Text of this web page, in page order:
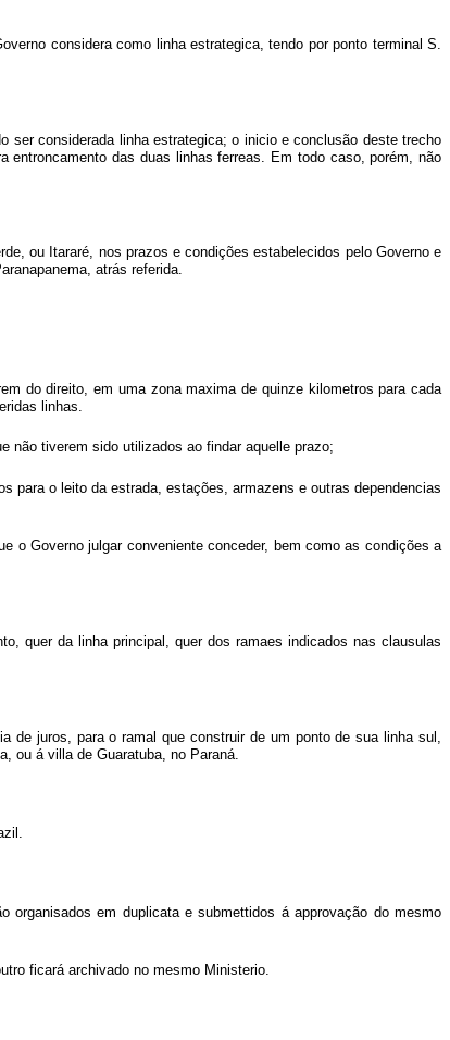
considera como linha estrategica, tendo por ponto terminal S.
ser considerada linha estrategica; o inicio e conclusão deste trecho
entroncamento das duas linhas ferreas. Em todo caso, porém, não
ou Itararé, nos prazos e condições estabelecidos pelo Governo e
atrás referida.
do direito, em uma zona maxima de quinze kilometros para cada
linhas.
não tiverem sido utilizados ao findar aquelle prazo;
para o leito da estrada, estações, armazens e outras dependencias
o Governo julgar conveniente conceder, bem como as condições a
quer da linha principal, quer dos ramaes indicados nas clausulas
de juros, para o ramal que construir de um ponto de sua linha sul,
ou á villa de Guaratuba, no Paraná.
organisados em duplicata e submettidos á approvação do mesmo
ficará archivado no mesmo Ministerio.